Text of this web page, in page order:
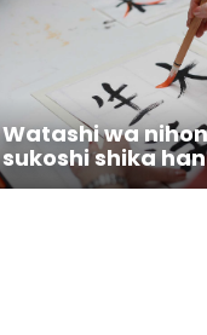
Watashi wa
sukoshi shika